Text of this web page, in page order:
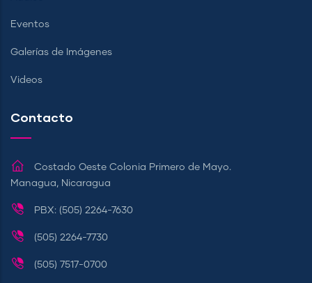
Eventos
Galerías de Imágenes
Videos
Contacto
Costado Oeste Colonia Primero de Mayo.
Managua, Nicaragua
PBX: (505) 2264-7630
(505) 2264-7730
(505) 7517-0700